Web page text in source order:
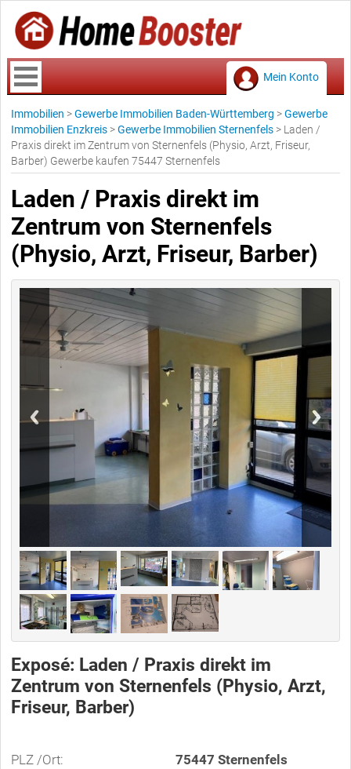
Mein Konto
Immobilien >Gewerbe Immobilien Baden-Württemberg >Gewerbe
Immobilien Enzkreis >Gewerbe Immobilien Sternenfels > Laden /
Praxis direkt im Zentrum von Sternenfels (Physio, Arzt, Friseur,
Barber) Gewerbe kaufen 75447 Sternenfels
Laden / Praxis direkt im
Zentrum von Sternenfels
(Physio, Arzt, Friseur, Barber)
Exposé: Laden / Praxis direkt im
Zentrum von Sternenfels (Physio, Arzt,
Friseur, Barber)
PLZ /Ort:
75447 Sternenfels